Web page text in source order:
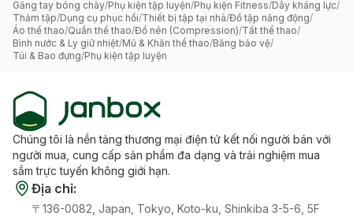
Găng tay bóng chày/Phụ kiện tập luyện/Phụ kiện Fitness/Dây kháng lực/
Thảm tập/Dụng cụ phục hồi/Thiết bị tập tại nhà/Đồ tập năng động/
Áo thể thao/Quần thể thao/Đồ nén (Compression)/Tất thể thao/
Bình nước & Ly giữ nhiệt/Mũ & Khăn thể thao/Băng bảo vệ/
Túi & Bao đựng/Phụ kiện tập luyện
Chúng tôi là nền tảng thương mại điện tử kết nối người bán với
người mua, cung cấp sản phẩm đa dạng và trải nghiệm mua
sắm trực tuyến không giới hạn.
Địa chỉ:
〒136-0082, Japan, Tokyo, Koto-ku, Shinkiba 3-5-6, 5F